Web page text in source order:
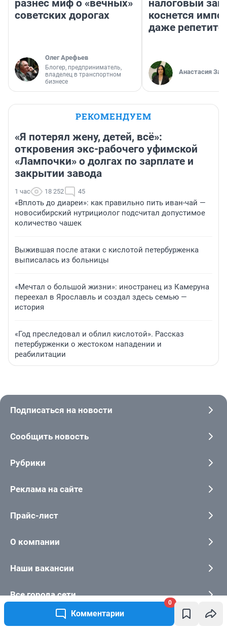
Комментарии
0
разнес миф о «вечных»
советских дорогах
Олег Арефьев
Блогер, предприниматель,
владелец в транспортном
бизнесе
налоговый
коснется
даже
Анастасия
РЕКОМЕНДУЕМ
«Я потерял жену, детей, всё»:
откровения экс-рабочего уфимской
«Лампочки» о долгах по зарплате и
закрытии завода
1 час 18 252 45
«Вплоть до диареи»: как правильно пить иван-чай —
новосибирский нутрициолог подсчитал допустимое
количество чашек
Выжившая после атаки с кислотой петербурженка
выписалась из больницы
«Мечтал о большой жизни»: иностранец из Камеруна
переехал в Ярославль и создал здесь семью —
история
«Год преследовал и облил кислотой». Рассказ
петербурженки о жестоком нападении и
реабилитации
Подписаться на новости
Сообщить новость
Рубрики
Реклама на сайте
Прайс-лист
О компании
Наши вакансии
Все города сети